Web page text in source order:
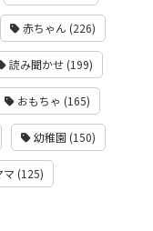
赤ちゃん (226)
読み聞かせ (199)
おもちゃ (165)
幼稚園 (150)
マ (125)